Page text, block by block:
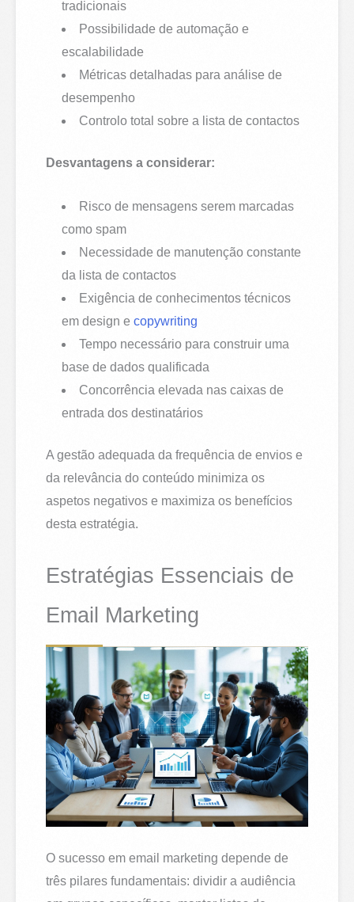
tradicionais
Possibilidade de automação e
escalabilidade
Métricas detalhadas para análise de
desempenho
Controlo total sobre a lista de contactos
Desvantagens a considerar:
Risco de mensagens serem marcadas
como spam
Necessidade de manutenção constante
da lista de contactos
Exigência de conhecimentos técnicos
em design ecopywriting
Tempo necessário para construir uma
base de dados qualificada
Concorrência elevada nas caixas de
entrada dos destinatários
A gestão adequada da frequência de envios e
da relevância do conteúdo minimiza os
aspetos negativos e maximiza os benefícios
desta estratégia.
Estratégias Essenciais de
Email Marketing
O sucesso em email marketing depende de
três pilares fundamentais: dividir a audiência